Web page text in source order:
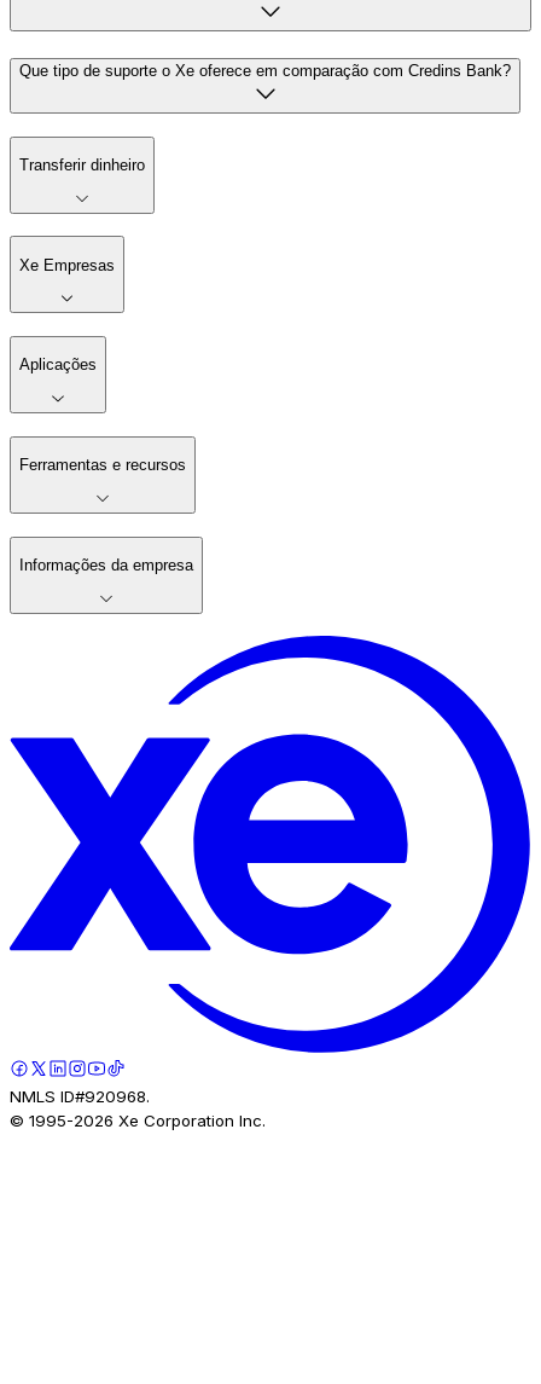
Que tipo de suporte o Xe oferece em comparação com Credins Bank?
Transferir dinheiro
Xe Empresas
Aplicações
Ferramentas e recursos
Informações da empresa
NMLS ID#920968.
© 1995-2026 Xe Corporation Inc.